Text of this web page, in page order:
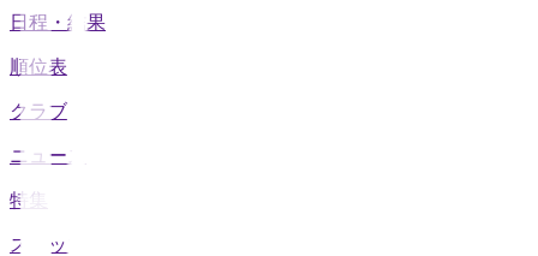
日程・結果
順位表
クラブ
ニュース
特集
スタッツ